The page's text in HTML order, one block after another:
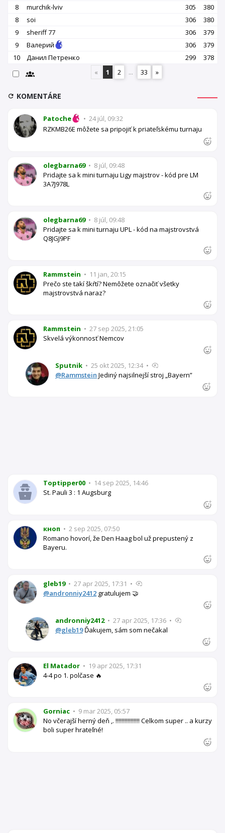
8 murchik-lviv 305
380
8
soi 306
380
9
sheriff 77 306
379
9
Валерий 306
379
10
Данил Петренко 299
378
«
1 2 ... 33 »
KOMENTÁRE
Patoche • 24 júl, 09:32
RZKMB26E môžete sa pripojiť k priateľskému turnaju
olegbarna69 • 8 júl, 09:48
Pridajte sa k mini turnaju Ligy majstrov - kód pre LM
3A7J978L
olegbarna69 • 8 júl, 09:48
Pridajte sa k mini turnaju UPL - kód na majstrovstvá
Q8JGJ9PF
Rammstein • 11 jan, 20:15
Prečo ste takí škŕtí? Nemôžete označiť všetky
majstrovstvá naraz?
Rammstein • 27 sep 2025, 21:05
Skvelá výkonnosť Nemcov
Sputnik • 25 okt 2025, 12:34 •
@Rammstein Jediný najsilnejší stroj „Bayern”
Toptipper00 • 14 sep 2025, 14:46
St. Pauli 3 : 1 Augsburg
кноп • 2 sep 2025, 07:50
Romano hovorí, že Den Haag bol už prepustený z
Bayeru.
gleb19 • 27 apr 2025, 17:31 •
@andronniy2412 gratulujem 🤝
andronniy2412 • 27 apr 2025, 17:36 •
@gleb19Ďakujem, sám som nečakal
El Matador • 19 apr 2025, 17:31
4-4 po 1. polčase 🔥
Gorniac • 9 mar 2025, 05:57
No včerajší herný deň ,. !!!!!!!!!!!!!!!! Celkom super .. a kurzy
boli super hrateľné!